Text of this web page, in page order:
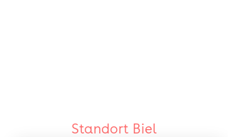
Standort Biel